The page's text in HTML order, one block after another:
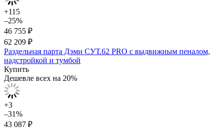
+115
–25%
46 755 ₽
62 209 ₽
Раздельная парта Дэми СУТ.62 PRO с выдвижным пеналом,
надстройкой и тумбой
Купить
Дешевле всех на 20%
+3
–31%
43 087 ₽